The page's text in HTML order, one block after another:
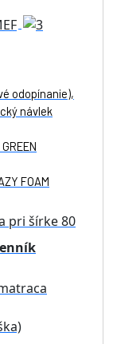
odopínanie),
návlek
FOAM
pri šírke 80